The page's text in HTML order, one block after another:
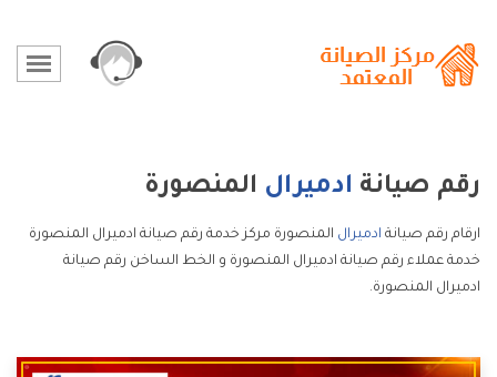
رقم صيانة ادميرال المنصورة
ارقام رقم صيانة ادميرال المنصورة مركز خدمة رقم صيانة ادميرال المنصورة
خدمة عملاء رقم صيانة ادميرال المنصورة و الخط الساخن رقم صيانة
ادميرال المنصورة.